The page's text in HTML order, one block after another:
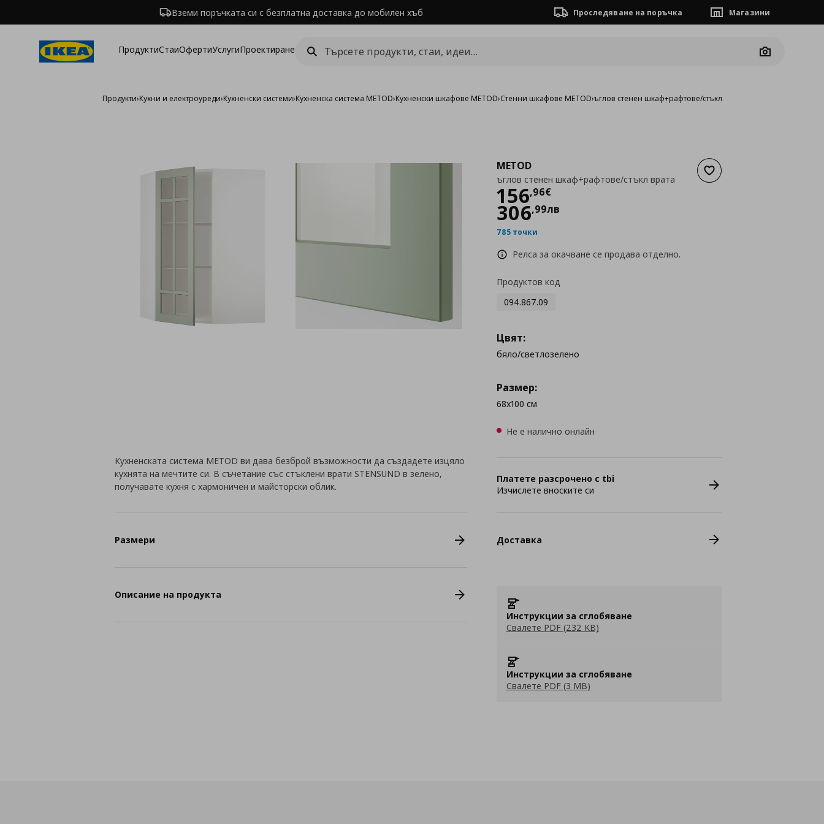
Вземи поръчката си с безплатна доставка до мобилен хъб Проследяване на поръчка Магазини
ПродуктиСтаиОфертиУслугиПроектиране
Camera
Продукти›Кухни и електроуреди›Кухненски системи›Кухненска система METOD›Кухненски шкафове METOD›Стенни шкафове METOD›ъглов стенен шкаф+рафтове/стъкл врата
Добави към списъка с
METOD
ъглов стенен шкаф+рафтове/стъкл врата
156,96€
Цена
306,99лв
785 точки
Релса за окачване се продава отделно.
Продуктов код
094.867.09
Цвят:
бяло/светлозелено
Размер:
68x100 см
Не е налично онлайн
Платете разсрочено с tbi
Изчислете вноските си
Доставка
Инструкции за сглобяване
Свалете PDF (232 KB)
Инструкции за сглобяване
Свалете PDF (3 MB)
Кухненската система METOD ви дава безброй възможности да създадете изцяло
кухнята на мечтите си. В съчетание със стъклени врати STENSUND в зелено,
получавате кухня с хармоничен и майсторски облик.
Размери
Описание на продукта